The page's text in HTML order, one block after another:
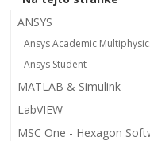
ANSYS
Ansys Academic
Ansys Student
MATLAB & Simulink
LabVIEW
MSC One - Hexagon